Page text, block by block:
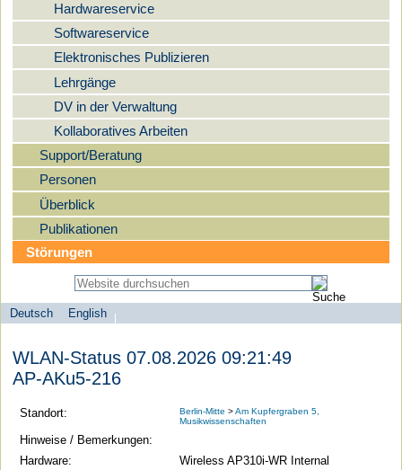
Hardwareservice
Softwareservice
Elektronisches Publizieren
Lehrgänge
DV in der Verwaltung
Kollaboratives Arbeiten
Support/Beratung
Personen
Überblick
Publikationen
Störungen
Sprachauswahl
Deutsch
English
search-menu
Universität
zu
Berlin
Computer-
WLAN-Status 07.08.2026 09:21:49
AP-AKu5-216
Standort: Berlin-Mitte >Am Kupfergraben 5,
Musikwissenschaften
Hinweise / Bemerkungen:
Hardware:
Wireless AP310i-WR Internal